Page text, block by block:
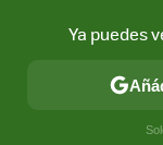
CONECTIVIDAD
Ya puedes